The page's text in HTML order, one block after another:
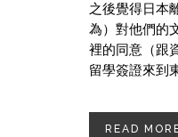
之後覺得日本
為）對他們的
裡的同意（跟
留學簽證來到
READ